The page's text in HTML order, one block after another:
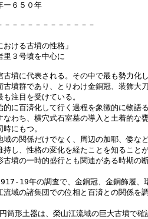
ー６５０年
－－－－－－－－
ける古墳の性格」
号墳を中心に
墳に代表される。その中で最も勢力化
墳群であり、とりわけ金銅冠、装飾大
注目を受けている。
に百済化して行く過程を象徴的に物語
わち、横穴式石室墓の導入と土着的な
にもつ。
の関係だけでなく、周辺の加耶、倭な
し、性格の変化を経たことを知ること
古墳の一時的盛行とも関連がある時期の
19年の調査で、金銅冠、金銅飾履、
域の諸集団での位相と百済との関係を
形土器は、榮山江流域の巨大古墳で確